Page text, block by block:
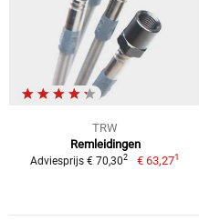
TRW
Remleidingen
Adviesprijs € 70,302 € 63,271